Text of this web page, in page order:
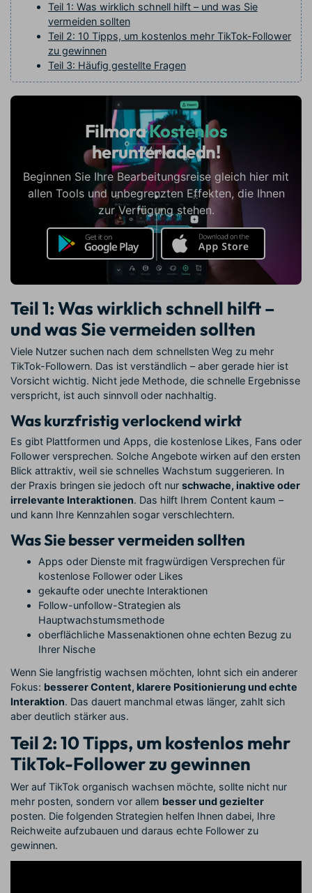
Teil 1: Was wirklich schnell hilft – und was Sie
vermeiden sollten
Teil 2: 10 Tipps, um kostenlos mehr TikTok-Follower
zu gewinnen
Teil 3: Häufig gestellte Fragen
FilmoraKostenlos
herunterladedn!
Beginnen Sie Ihre Bearbeitungsreise gleich hier mit
allen Tools und unbegrenzten Effekten, die Ihnen
zur Verfügung stehen.
Teil 1: Was wirklich schnell hilft –
und was Sie vermeiden sollten
Viele Nutzer suchen nach dem schnellsten Weg zu mehr
TikTok-Followern. Das ist verständlich – aber gerade hier ist
Vorsicht wichtig. Nicht jede Methode, die schnelle Ergebnisse
verspricht, ist auch sinnvoll oder nachhaltig.
Was kurzfristig verlockend wirkt
Es gibt Plattformen und Apps, die kostenlose Likes, Fans oder
Follower versprechen. Solche Angebote wirken auf den ersten
Blick attraktiv, weil sie schnelles Wachstum suggerieren. In
der Praxis bringen sie jedoch oft nur schwache, inaktive oder
irrelevante Interaktionen. Das hilft Ihrem Content kaum –
und kann Ihre Kennzahlen sogar verschlechtern.
Was Sie besser vermeiden sollten
Apps oder Dienste mit fragwürdigen Versprechen für
kostenlose Follower oder Likes
gekaufte oder unechte Interaktionen
Follow-unfollow-Strategien als
Hauptwachstumsmethode
oberflächliche Massenaktionen ohne echten Bezug zu
Ihrer Nische
Wenn Sie langfristig wachsen möchten, lohnt sich ein anderer
Fokus: besserer Content, klarere Positionierung und echte
Interaktion. Das dauert manchmal etwas länger, zahlt sich
aber deutlich stärker aus.
Teil 2: 10 Tipps, um kostenlos mehr
TikTok-Follower zu gewinnen
Wer auf TikTok organisch wachsen möchte, sollte nicht nur
mehr posten, sondern vor allem besser und gezielter
posten. Die folgenden Strategien helfen Ihnen dabei, Ihre
Reichweite aufzubauen und daraus echte Follower zu
gewinnen.